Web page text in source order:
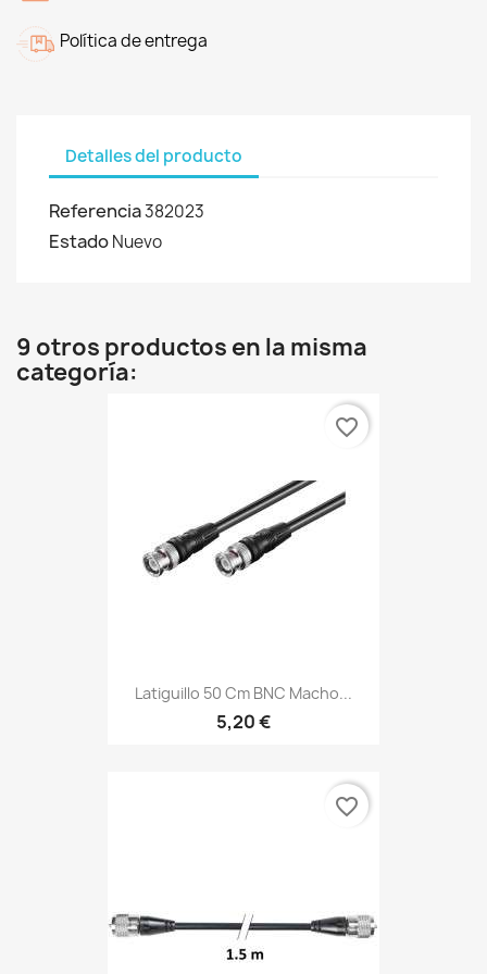
Política de entrega
Detalles del producto
Referencia382023
EstadoNuevo
9 otros productos en la misma
categoría:
Latiguillo 50 Cm BNC Macho...
5,20 €
favorite_border
favorite_border